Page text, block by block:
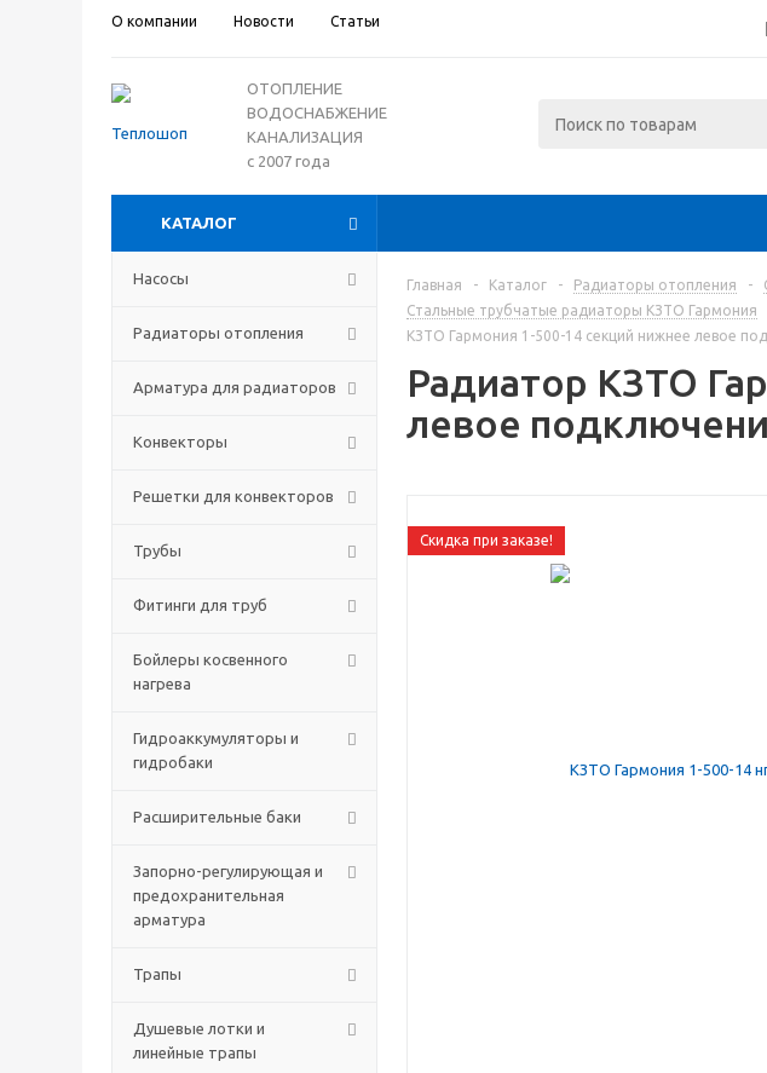
О компании Новости Статьи
ОТОПЛЕНИЕ
ВОДОСНАБЖЕНИЕ
КАНАЛИЗАЦИЯ
с 2007 года
КАТАЛОГ
Насосы
Радиаторы отопления
Арматура для радиаторов
Конвекторы
Решетки для конвекторов
Трубы
Фитинги для труб
Бойлеры косвенного
нагрева
Гидроаккумуляторы и
гидробаки
Расширительные баки
Запорно-регулирующая и
предохранительная
арматура
Трапы
Душевые лотки и
линейные трапы
Главная - Каталог - Радиаторы отопления -
Стальные трубчатые радиаторы КЗТО Гармония
КЗТО Гармония 1-500-14 секций нижнее левое
Радиатор КЗТО
левое
Скидка при заказе!